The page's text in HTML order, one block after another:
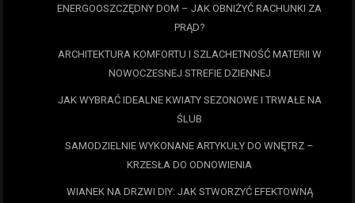
ENERGOOSZCZĘDNY DOM – JAK OBNIŻYĆ RACHUNKI ZA
PRĄD?
ARCHITEKTURA KOMFORTU I SZLACHETNOŚĆ MATERII W
NOWOCZESNEJ STREFIE DZIENNEJ
JAK WYBRAĆ IDEALNE KWIATY SEZONOWE I TRWAŁE NA
ŚLUB
SAMODZIELNIE WYKONANE ARTYKUŁY DO WNĘTRZ –
KRZESŁA DO ODNOWIENIA
WIANEK NA DRZWI DIY: JAK STWORZYĆ EFEKTOWNĄ